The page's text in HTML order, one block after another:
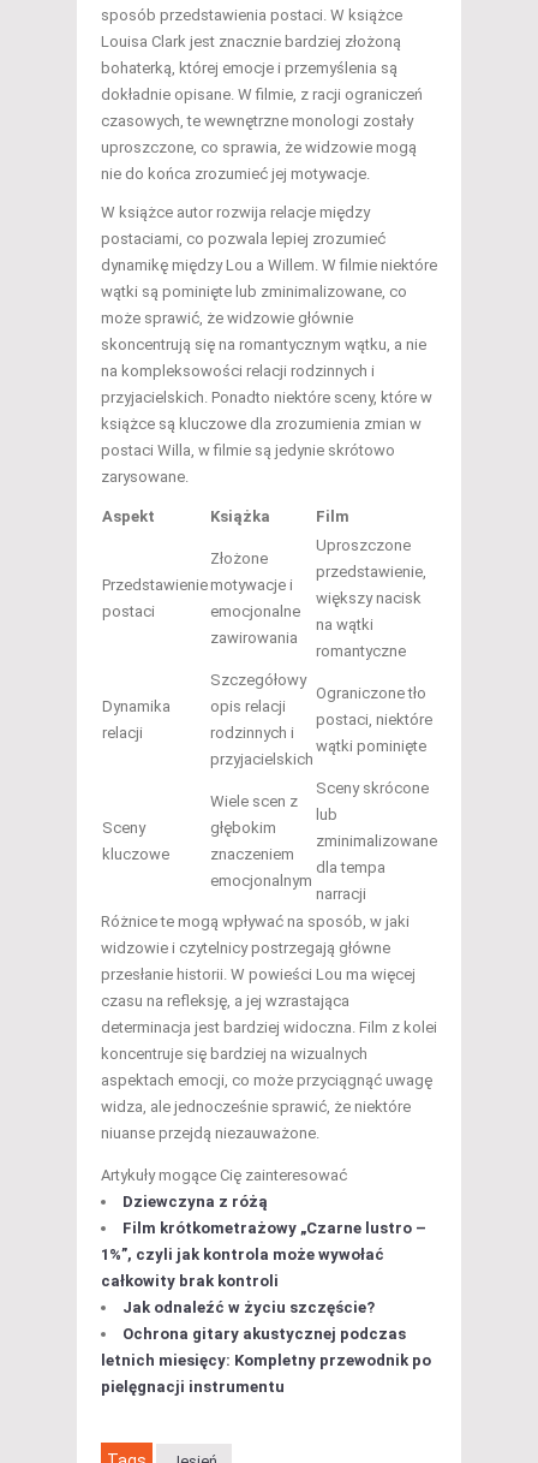
sposób przedstawienia postaci. W książce
Louisa Clark jest znacznie bardziej złożoną
bohaterką, której emocje i przemyślenia są
dokładnie opisane. W filmie, z racji ograniczeń
czasowych, te wewnętrzne monologi zostały
uproszczone, co sprawia, że widzowie mogą
nie do końca zrozumieć jej motywacje.
W książce autor rozwija relacje między
postaciami, co pozwala lepiej zrozumieć
dynamikę między Lou a Willem. W filmie niektóre
wątki są pominięte lub zminimalizowane, co
może sprawić, że widzowie głównie
skoncentrują się na romantycznym wątku, a nie
na kompleksowości relacji rodzinnych i
przyjacielskich. Ponadto niektóre sceny, które w
książce są kluczowe dla zrozumienia zmian w
postaci Willa, w filmie są jedynie skrótowo
zarysowane.
Aspekt Książka Film
Przedstawienie
postaci
Złożone
motywacje i
emocjonalne
zawirowania
Uproszczone
przedstawienie,
większy nacisk
na wątki
romantyczne
Dynamika
relacji
Szczegółowy
opis relacji
rodzinnych i
przyjacielskich
Ograniczone tło
postaci, niektóre
wątki pominięte
Sceny
kluczowe
Wiele scen z
głębokim
znaczeniem
emocjonalnym
Sceny skrócone
lub
zminimalizowane
dla tempa
narracji
Różnice te mogą wpływać na sposób, w jaki
widzowie i czytelnicy postrzegają główne
przesłanie historii. W powieści Lou ma więcej
czasu na refleksję, a jej wzrastająca
determinacja jest bardziej widoczna. Film z kolei
koncentruje się bardziej na wizualnych
aspektach emocji, co może przyciągnąć uwagę
widza, ale jednocześnie sprawić, że niektóre
niuanse przejdą niezauważone.
Artykuły mogące Cię zainteresować
Dziewczyna z różą
Film krótkometrażowy „Czarne lustro –
1%”, czyli jak kontrola może wywołać
całkowity brak kontroli
Jak odnaleźć w życiu szczęście?
Ochrona gitary akustycznej podczas
letnich miesięcy: Kompletny przewodnik po
pielęgnacji instrumentu